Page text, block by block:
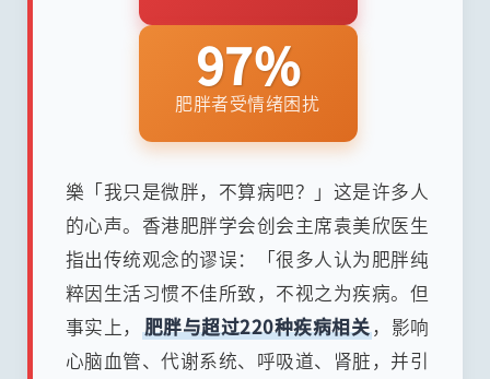
97%
肥胖者受情绪困扰
樂「我只是微胖，不算病吧？」这是许多人
的心声。香港肥胖学会创会主席袁美欣医生
指出传统观念的谬误：「很多人认为肥胖纯
粹因生活习惯不佳所致，不视之为疾病。但
事实上， 肥胖与超过220种疾病相关，影响
心脑血管、代谢系统、呼吸道、肾脏，并引